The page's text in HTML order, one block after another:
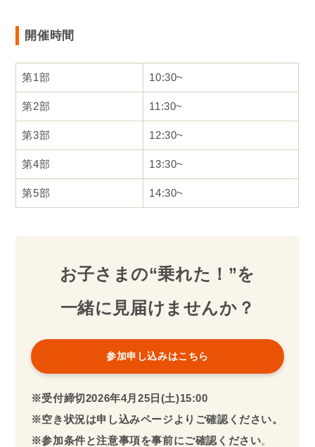
開催時間
第1部 10:30~
第2部 11:30~
第3部 12:30~
第4部 13:30~
第5部 14:30~
お子さまの“乗れた！”を
一緒に見届けませんか？
参加申し込みはこちら
※受付締切2026年4月25日(土)15:00
※空き状況は申し込みページよりご確認ください。
※参加条件と注意事項を事前にご確認ください。